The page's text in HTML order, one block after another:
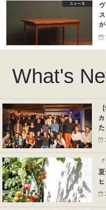
ニュース
What's